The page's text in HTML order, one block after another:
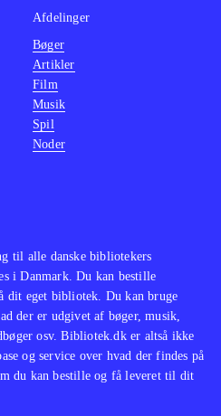
til alle danske bibliotekers
i Danmark. Du kan bestille
dit eget bibliotek. Du kan bruge
der er udgivet af bøger, musik,
osv. Bibliotek.dk er altså ikke
og service over hvad der findes på
du kan bestille og få leveret til dit
Afdelinger
Bøger
Artikler
Film
Musik
Spil
Noder